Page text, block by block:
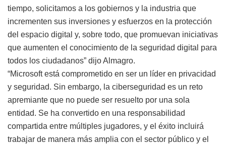
tiempo, solicitamos a los gobiernos y la industria que
incrementen sus inversiones y esfuerzos en la protección
del espacio digital y, sobre todo, que promuevan iniciativas
que aumenten el conocimiento de la seguridad digital para
todos los ciudadanos” dijo Almagro.
“Microsoft está comprometido en ser un líder en privacidad
y seguridad. Sin embargo, la ciberseguridad es un reto
apremiante que no puede ser resuelto por una sola
entidad. Se ha convertido en una responsabilidad
compartida entre múltiples jugadores, y el éxito incluirá
trabajar de manera más amplia con el sector público y el